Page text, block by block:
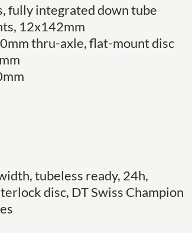
fully integrated down tube
12x142mm
thru-axle, flat-mount disc
tubeless ready, 24h,
disc, DT Swiss Champion